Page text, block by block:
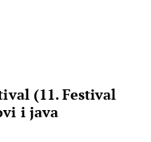
(11. Festival
i java